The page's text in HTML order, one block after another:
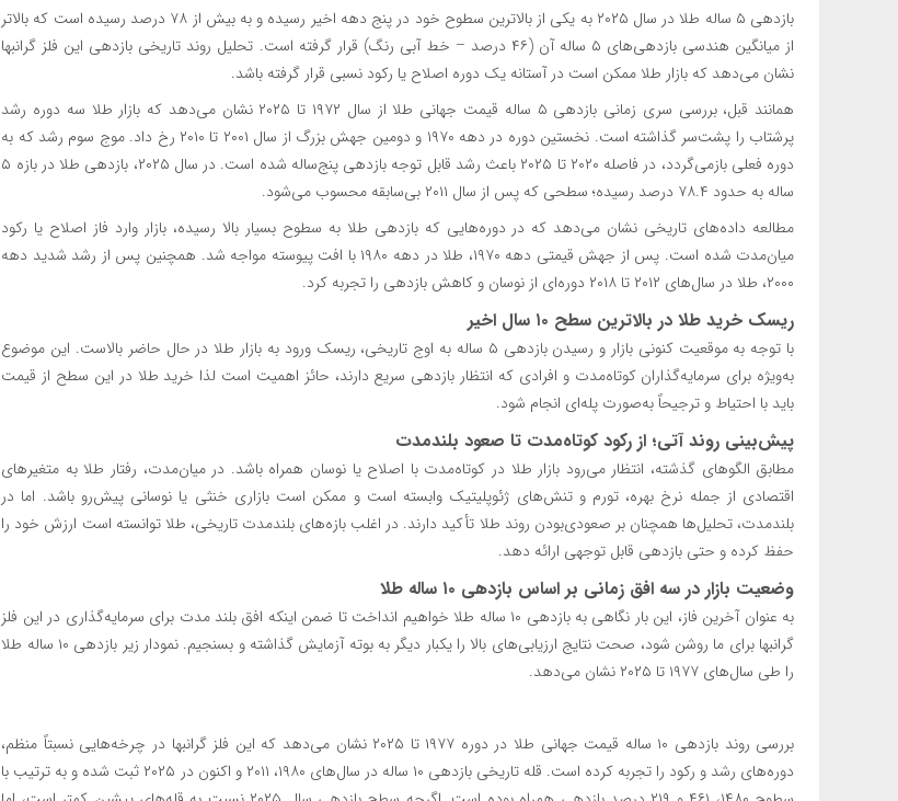
بازدهی ۵ ساله طلا در سال ۲۰۲۵ به یکی از بالاترین سطوح خود در پنج دهه اخیر رسیده و به بیش از ۷۸ درصد رسیده است که بالاتر
از میانگین هندسی بازدهی‌های ۵ ساله آن (۴۶ درصد – خط آبی رنگ) قرار گرفته است. تحلیل روند تاریخی بازدهی این فلز گرانبها
نشان می‌دهد که بازار طلا ممکن است در آستانه یک دوره اصلاح یا رکود نسبی قرار گرفته باشد.
همانند قبل، بررسی سری زمانی بازدهی ۵ ساله قیمت جهانی طلا از سال ۱۹۷۲ تا ۲۰۲۵ نشان می‌دهد که بازار طلا سه دوره رشد
پرشتاب را پشت‌سر گذاشته است. نخستین دوره در دهه ۱۹۷۰ و دومین جهش بزرگ از سال ۲۰۰۱ تا ۲۰۱۰ رخ داد. موج سوم رشد که به
دوره فعلی بازمی‌گردد، در فاصله ۲۰۲۰ تا ۲۰۲۵ باعث رشد قابل توجه بازدهی پنج‌ساله شده است. در سال ۲۰۲۵، بازدهی طلا در بازه ۵
ساله به حدود ۷۸.۴ درصد رسیده؛ سطحی که پس از سال ۲۰۱۱ بی‌سابقه محسوب می‌شود.
مطالعه داده‌های تاریخی نشان می‌دهد که در دوره‌هایی که بازدهی طلا به سطوح بسیار بالا رسیده، بازار وارد فاز اصلاح یا رکود
میان‌مدت شده است. پس از جهش قیمتی دهه ۱۹۷۰، طلا در دهه ۱۹۸۰ با افت پیوسته مواجه شد. همچنین پس از رشد شدید دهه
۲۰۰۰، طلا در سال‌های ۲۰۱۲ تا ۲۰۱۸ دوره‌ای از نوسان و کاهش بازدهی را تجربه کرد.
ریسک خرید طلا در بالاترین سطح ۱۰ سال اخیر
با توجه به موقعیت کنونی بازار و رسیدن بازدهی ۵ ساله به اوج تاریخی، ریسک ورود به بازار طلا در حال حاضر بالاست. این موضوع
به‌ویژه برای سرمایه‌گذاران کوتاه‌مدت و افرادی که انتظار بازدهی سریع دارند، حائز اهمیت است لذا خرید طلا در این سطح از قیمت
باید با احتیاط و ترجیحاً به‌صورت پله‌ای انجام شود.
پیش‌بینی روند آتی؛ از رکود کوتاه‌مدت تا صعود بلندمدت
مطابق الگوهای گذشته، انتظار می‌رود بازار طلا در کوتاه‌مدت با اصلاح یا نوسان همراه باشد. در میان‌مدت، رفتار طلا به متغیرهای
اقتصادی از جمله نرخ بهره، تورم و تنش‌های ژئوپلیتیک وابسته است و ممکن است بازاری خنثی یا نوسانی پیش‌رو باشد. اما در
بلندمدت، تحلیل‌ها همچنان بر صعودی‌بودن روند طلا تأکید دارند. در اغلب بازه‌های بلندمدت تاریخی، طلا توانسته است ارزش خود را
حفظ کرده و حتی بازدهی قابل توجهی ارائه دهد.
وضعیت بازار در سه افق زمانی بر اساس بازدهی ۱۰ ساله طلا
به عنوان آخرین فاز، این بار نگاهی به بازدهی ۱۰ ساله طلا خواهیم انداخت تا ضمن اینکه افق بلند مدت برای سرمایه‌گذاری در این فلز
گرانبها برای ما روشن شود، صحت نتایج ارزیابی‌های بالا را یکبار دیگر به بوته آزمایش گذاشته و بسنجیم. نمودار زیر بازدهی ۱۰ ساله طلا
را طی سال‌های ۱۹۷۷ تا ۲۰۲۵ نشان می‌دهد.
بررسی روند بازدهی ۱۰ ساله قیمت جهانی طلا در دوره ۱۹۷۷ تا ۲۰۲۵ نشان می‌دهد که این فلز گرانبها در چرخه‌هایی نسبتاً منظم،
دوره‌های رشد و رکود را تجربه کرده است. قله تاریخی بازدهی ۱۰ ساله در سال‌های ۱۹۸۰، ۲۰۱۱ و اکنون در ۲۰۲۵ ثبت شده و به ترتیب با